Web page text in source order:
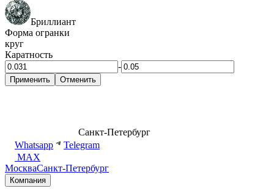
Бриллиант
Форма огранки
круг
Каратность
-
Применить Отменить
Санкт-Петербург
Whatsapp
Telegram
MAX
МоскваСанкт-Петербург
Компания